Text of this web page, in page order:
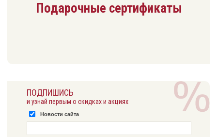
Подарочные сертификаты
ПОДПИШИСЬ
и узнай первым о скидках и акциях
Новости сайта